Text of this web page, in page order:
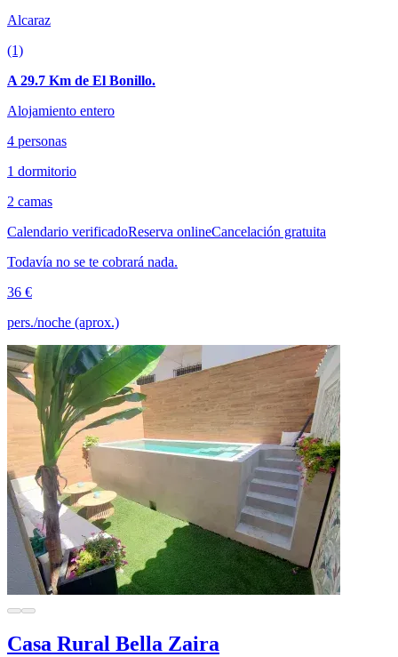
Alcaraz
(1)
A 29.7 Km de El Bonillo.
Alojamiento entero
4 personas
1 dormitorio
2 camas
Calendario verificadoReserva onlineCancelación gratuita
Todavía no se te cobrará nada.
36 €
pers./noche (aprox.)
Casa Rural Bella Zaira